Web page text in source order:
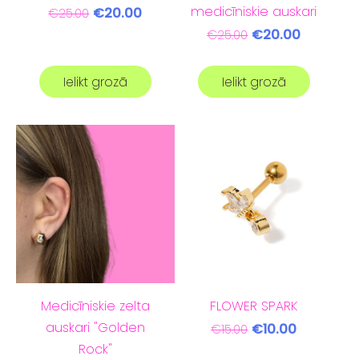
€25.00 €20.00
Ielikt grozā
medicīniskie auskari
€25.00 €20.00
Ielikt grozā
Medicīniskie zelta
auskari "Golden
Rock"
FLOWER SPARK
€15.00 €10.00